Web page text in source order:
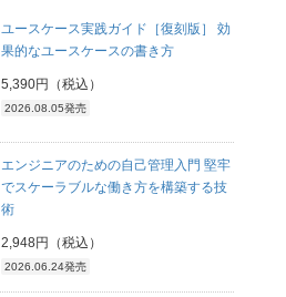
ユースケース実践ガイド［復刻版］ 効
果的なユースケースの書き方
5,390円（税込）
2026.08.05発売
エンジニアのための自己管理入門 堅牢
でスケーラブルな働き方を構築する技
術
2,948円（税込）
2026.06.24発売